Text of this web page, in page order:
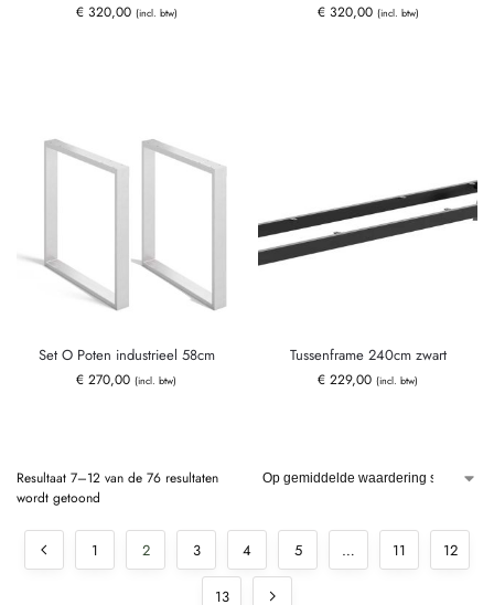
€320,00 (incl. btw) €320,00 (incl. btw)
Set O Poten industrieel 58cm
€ 270,00 (incl. btw)
Tussenframe 240cm zwart
€ 229,00 (incl. btw)
Resultaat 7–12 van de 76 resultaten
wordt getoond
1 2 3 4 5 … 11 12
13